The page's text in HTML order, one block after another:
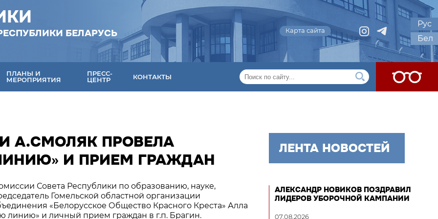
БЕЛАРУСЬ Карта сайта
Рус
Бел
ПЛАНЫ И
МЕРОПРИЯТИЯ
ПРЕСС-
ЦЕНТР
КОНТАКТЫ
А.СМОЛЯК ПРОВЕЛА
И ПРИЕМ ГРАЖДАН
Совета Республики по образованию, науке,
Гомельской областной организации
«Белорусское Общество Красного Креста» Алла
линию» и личный прием граждан в г.п. Брагин.
ЛЕНТА НОВОСТЕЙ
АЛЕКСАНДР НОВИКОВ ПОЗДРАВИЛ
ЛИДЕРОВ УБОРОЧНОЙ КАМПАНИИ
07.08.2026